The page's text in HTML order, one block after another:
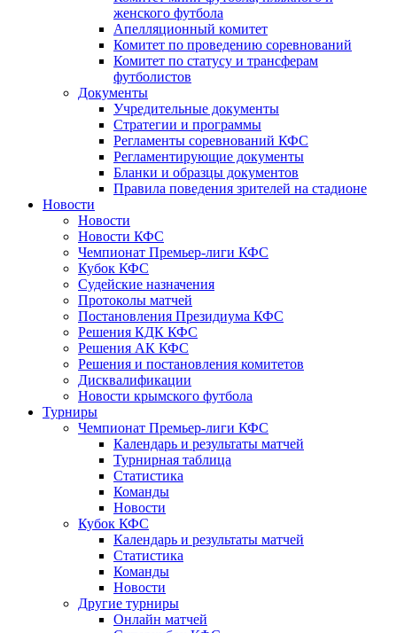
женского футбола
Апелляционный комитет
Комитет по проведению соревнований
Комитет по статусу и трансферам
футболистов
Документы
Учредительные документы
Стратегии и программы
Регламенты соревнований КФС
Регламентирующие документы
Бланки и образцы документов
Правила поведения зрителей на стадионе
Новости
Новости
Новости КФС
Чемпионат Премьер-лиги КФС
Кубок КФС
Судейские назначения
Протоколы матчей
Постановления Президиума КФС
Решения КДК КФС
Решения АК КФС
Решения и постановления комитетов
Дисквалификации
Новости крымского футбола
Турниры
Чемпионат Премьер-лиги КФС
Календарь и результаты матчей
Турнирная таблица
Статистика
Команды
Новости
Кубок КФС
Календарь и результаты матчей
Статистика
Команды
Новости
Другие турниры
Онлайн матчей